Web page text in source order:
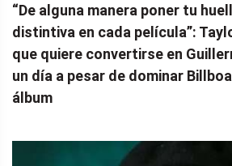
“De alguna manera poner tu
distintiva en cada película”:
que quiere convertirse en
un día a pesar de dominar
álbum